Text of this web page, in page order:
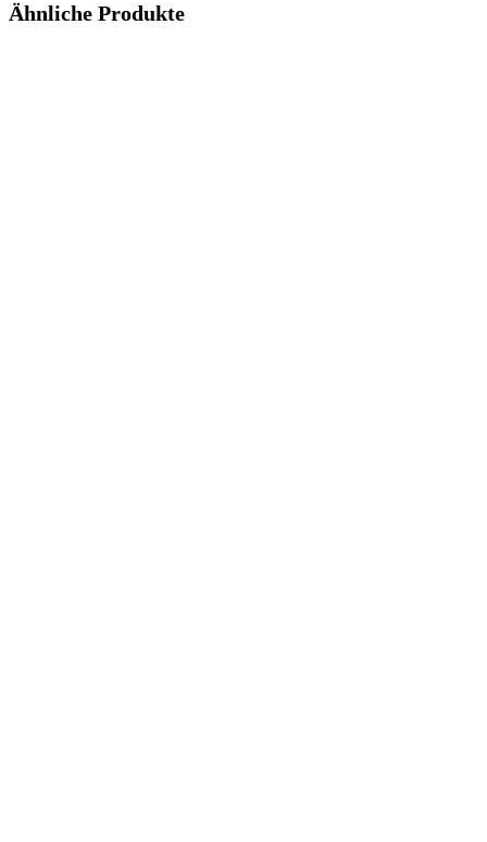
Ähnliche Produkte